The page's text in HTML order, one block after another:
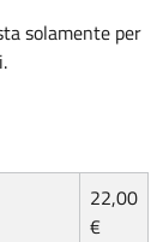
solamente per
22,00
€